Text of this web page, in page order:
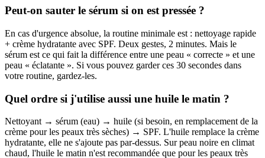
Peut-on sauter le sérum si on est pressée ?
En cas d'urgence absolue, la routine minimale est : nettoyage rapide
+ crème hydratante avec SPF. Deux gestes, 2 minutes. Mais le
sérum est ce qui fait la différence entre une peau « correcte » et une
peau « éclatante ». Si vous pouvez garder ces 30 secondes dans
votre routine, gardez-les.
Quel ordre si j'utilise aussi une huile le matin ?
Nettoyant → sérum (eau) → huile (si besoin, en remplacement de la
crème pour les peaux très sèches) → SPF. L'huile remplace la crème
hydratante, elle ne s'ajoute pas par-dessus. Sur peau noire en climat
chaud, l'huile le matin n'est recommandée que pour les peaux très